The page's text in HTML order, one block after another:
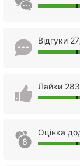
Відгуки
Лайки 283
Оцінка